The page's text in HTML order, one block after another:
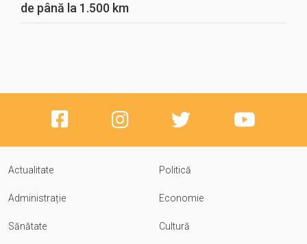
de până la 1.500 km
Actualitate Politică
Administrație Economie
Sănătate Cultură